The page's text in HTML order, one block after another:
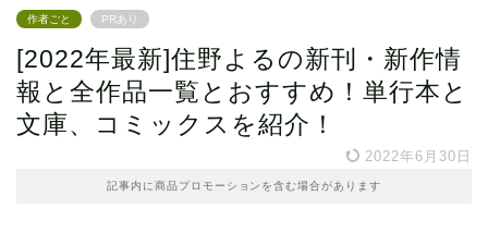
作者ごと PRあり
[2022年最新]住野よるの新刊・新作情
報と全作品一覧とおすすめ！単行本と
文庫、コミックスを紹介！
2022年6月30日
記事内に商品プロモーションを含む場合があります